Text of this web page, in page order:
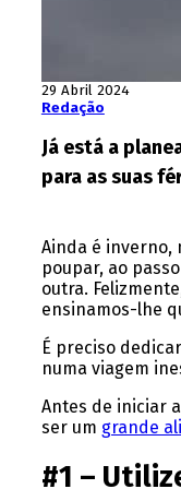
29 Abril 2024
Redação
Já está a
para as suas
Ainda é inverno,
poupar, ao
outra.
ensinamos-lhe
É preciso
numa viagem
Antes de iniciar
ser um grande
#1 –